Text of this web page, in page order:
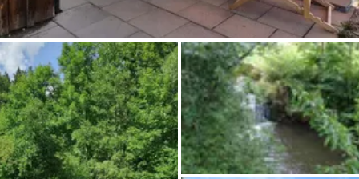
Zelt- & Stellplätze
Unterkünfte
Routen
Frag Howdy
Fotoinspiration